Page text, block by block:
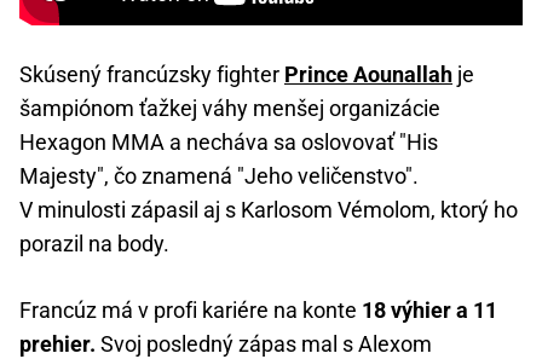
Skúsený francúzsky fighter Prince Aounallah je
šampiónom ťažkej váhy menšej organizácie
Hexagon MMA a necháva sa oslovovať "His
Majesty", čo znamená "Jeho veličenstvo".
V minulosti zápasil aj s Karlosom Vémolom, ktorý ho
porazil na body.
Francúz má v profi kariére na konte 18 výhier a 11
prehier. Svoj posledný zápas mal s Alexom